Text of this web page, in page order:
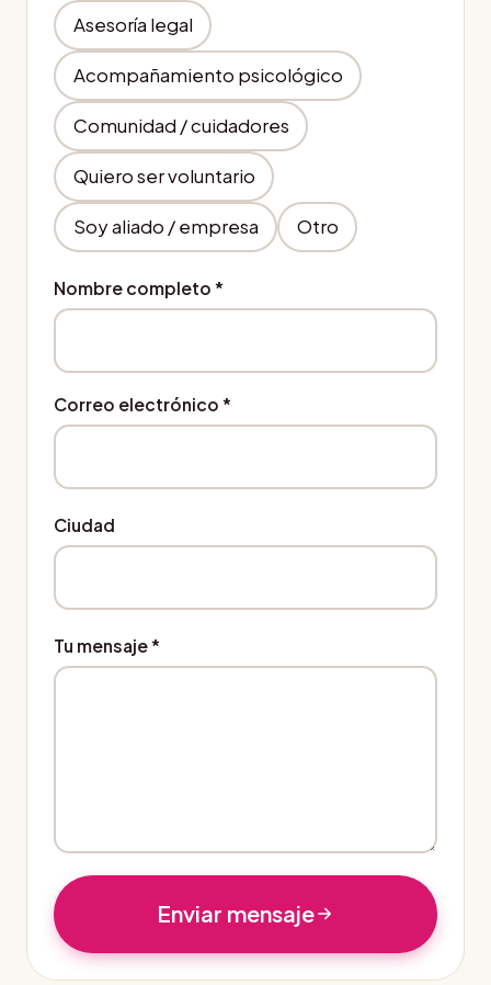
Asesoría legal
Acompañamiento psicológico
Comunidad / cuidadores
Quiero ser voluntario
Soy aliado / empresa Otro
Nombre completo *
Correo electrónico *
Ciudad
Tu mensaje*
Enviar mensaje